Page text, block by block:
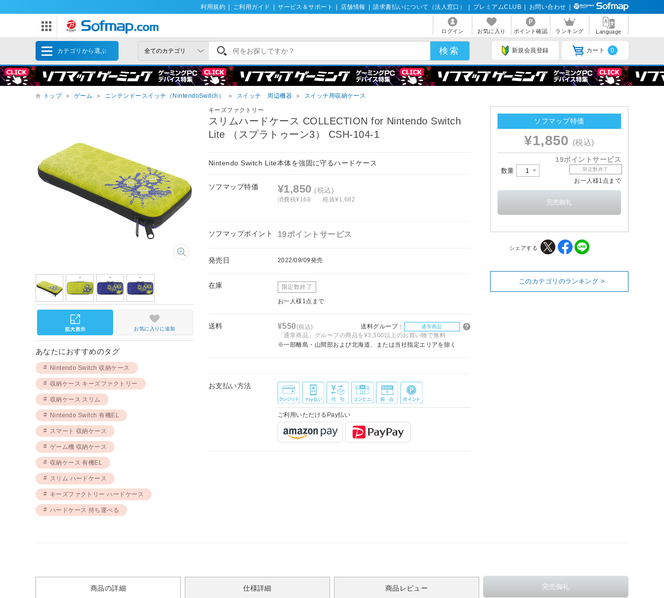
利用規約 ご利用ガイド サービス＆サポート 店舗情報 請求書払いについて（法人窓口） プレミアムCLUB お問い合わせ
ログイン お気に入り ポイント確認 ランキング Language
カテゴリから選ぶ 新規会員登録 カート 0
トップ ＞ ゲーム ＞ ニンテンドースイッチ（NintendoSwitch） ＞ スイッチ 周辺機器 ＞ スイッチ用収納ケース
キーズファクトリー
スリムハードケース COLLECTION for Nintendo Switch
Lite （スプラトゥーン3） CSH-104-1
Nintendo Switch Lite本体を強固に守るハードケース
ソフマップ特価 ¥1,850 (税込)
消費税¥168 税抜¥1,682
ソフマップポイント 19ポイントサービス
発売日 2022/09/09発売
在庫 限定数終了
お一人様1点まで
送料 ¥550(税込) 送料グループ： 通常商品
「通常商品」グループの商品を¥3,300以上のお買い物で無料
※一部離島・山間部および北海道、または当社指定エリアを除く
お支払い方法
ご利用いただけるPay払い
お気に入りに追加
あなたにおすすめのタグ
Nintendo Switch 収納ケース
収納ケース キーズファクトリー
収納ケース スリム
Nintendo Switch 有機EL
スマート 収納ケース
ゲーム機 収納ケース
収納ケース 有機EL
スリム ハードケース
キーズファクトリー ハードケース
ハードケース 持ち運べる
ソフマップ特価
¥1,850 (税込)
19ポイントサービス
数量 限定数終了
お一人様1点まで
シェアする
このカテゴリのランキング >
商品の詳細 仕様詳細 商品レビュー